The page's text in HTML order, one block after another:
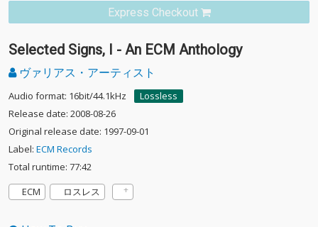
Express Checkout
Selected Signs, I - An ECM Anthology
ヴァリアス・アーティスト
Audio format: 16bit/44.1kHz
Lossless
Release date: 2008-08-26
Original release date: 1997-09-01
Label: ECM Records
Total runtime: 77:42
ECM
ロスレス